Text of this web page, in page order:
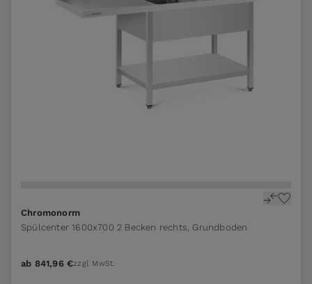
Chromonorm
Spülcenter 1600x700 2 Becken rechts, Grundboden
ab 841,96 €zzgl. MwSt.